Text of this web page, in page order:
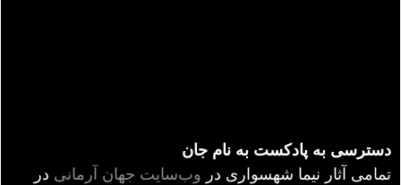
دسترسی به پادکست به نام جان
تمامی آثار نیما شهسواری در وب‌سایت جهان آرمانی در